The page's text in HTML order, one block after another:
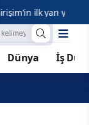
ilk yarı yıl mali
Dünya İş